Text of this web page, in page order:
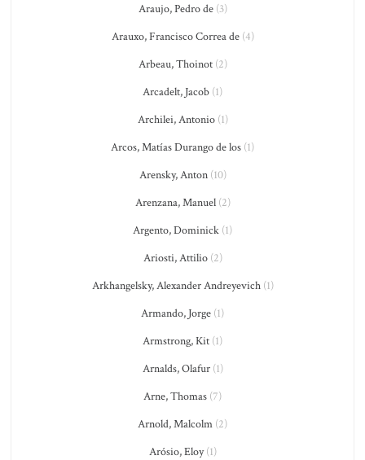
Araujo, Pedro de(3)
Arauxo, Francisco Correa de(4)
Arbeau, Thoinot(2)
Arcadelt, Jacob (1)
Archilei, Antonio(1)
Arcos, Matías Durango de los (1)
Arensky, Anton(10)
Arenzana, Manuel(2)
Argento, Dominick (1)
Ariosti, Attilio(2)
Arkhangelsky, Alexander Andreyevich(1)
Armando, Jorge (1)
Armstrong, Kit (1)
Arnalds, Olafur(1)
Arne, Thomas (7)
Arnold, Malcolm (2)
Arósio, Eloy(1)